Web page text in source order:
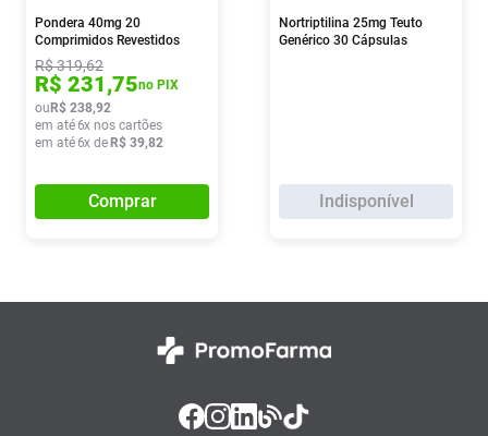
Pondera 40mg 20
Comprimidos Revestidos
R$319,62
R$ 231,75no PIX
ou R$ 238,92
em até6x nos cartões
em até6x de R$ 39,82
Comprar
Nortriptilina 25mg Teuto
Genérico 30 Cápsulas
Indisponível